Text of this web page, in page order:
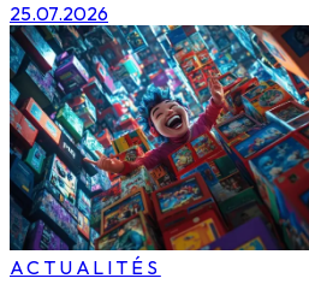
25.07.2026
ACTUALITÉS